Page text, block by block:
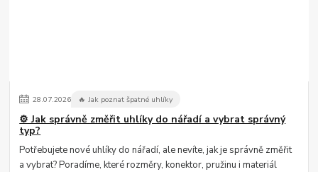
28.07.2026 🔥 Jak poznat špatné uhlíky
⚙️ Jak správně změřit uhlíky do nářadí a vybrat správný
typ?
Potřebujete nové uhlíky do nářadí, ale nevíte, jak je správně změřit
a vybrat? Poradíme, které rozměry, konektor, pružinu i materiál